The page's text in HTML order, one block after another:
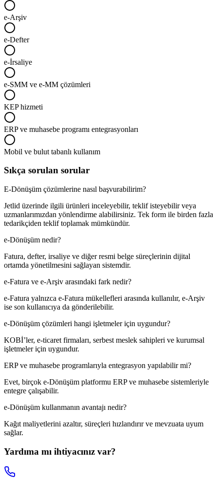
e-Arşiv
e-Defter
e-İrsaliye
e-SMM ve e-MM çözümleri
KEP hizmeti
ERP ve muhasebe programı entegrasyonları
Mobil ve bulut tabanlı kullanım
Sıkça sorulan sorular
E-Dönüşüm çözümlerine nasıl başvurabilirim?
Jetlid üzerinde ilgili ürünleri inceleyebilir, teklif isteyebilir veya
uzmanlarımızdan yönlendirme alabilirsiniz. Tek form ile birden fazla
tedarikçiden teklif toplamak mümkündür.
e-Dönüşüm nedir?
Fatura, defter, irsaliye ve diğer resmi belge süreçlerinin dijital
ortamda yönetilmesini sağlayan sistemdir.
e-Fatura ve e-Arşiv arasındaki fark nedir?
e-Fatura yalnızca e-Fatura mükellefleri arasında kullanılır, e-Arşiv
ise son kullanıcıya da gönderilebilir.
e-Dönüşüm çözümleri hangi işletmeler için uygundur?
KOBİ’ler, e-ticaret firmaları, serbest meslek sahipleri ve kurumsal
işletmeler için uygundur.
ERP ve muhasebe programlarıyla entegrasyon yapılabilir mi?
Evet, birçok e-Dönüşüm platformu ERP ve muhasebe sistemleriyle
entegre çalışabilir.
e-Dönüşüm kullanmanın avantajı nedir?
Kağıt maliyetlerini azaltır, süreçleri hızlandırır ve mevzuata uyum
sağlar.
Yardıma mı ihtiyacınız var?